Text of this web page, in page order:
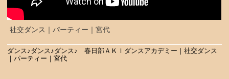
社交ダンス｜パーティー｜宮代
ダンス♪ダンス♪ダンス♪ 春日部ＡＫＩダンスアカデミー｜社交ダンス
｜パーティー｜宮代